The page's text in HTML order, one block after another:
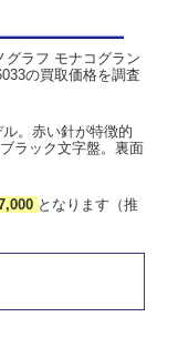
グラフ モナコグラン
の買取価格を調査
。赤い針が特徴的
ラック文字盤。裏面
となります（推